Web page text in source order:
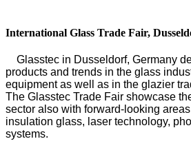
International Glass Trade Fair,
Glasstec in Dusseldorf, Germany
products and trends in the glass
equipment as well as in the glazier
The Glasstec Trade Fair showcase
sector also with forward-looking
insulation glass, laser technology,
systems.